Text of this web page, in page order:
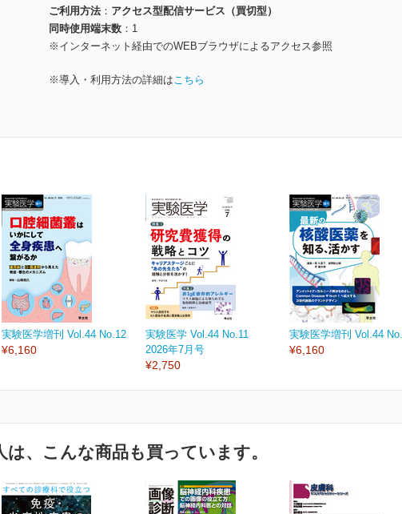
ご利用方法
アクセス型配信サービス（買切型）
同時使用端末数
1
※インターネット経由でのWEBブラウザによるアクセス参照
※導入・利用方法の詳細はこちら
実験医学増刊 Vol.44 No.12
¥6,160
実験医学 Vol.44 No.11
2026年7月号
¥2,750
実験医学増刊 Vol.44
¥6,160
、こんな商品も買っています。